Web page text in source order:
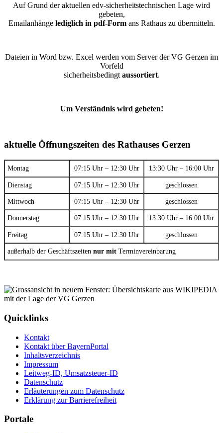
Auf Grund der aktuellen edv-sicherheitstechnischen Lage wird
gebeten,
Emailanhänge lediglich in pdf-Formans Rathaus zu übermitteln.
Dateien in Word bzw. Excel werden vom Server der VG Gerzen im
Vorfeld
sicherheitsbedingt aussortiert.
Um Verständnis wird gebeten!
aktuelle Öffnungszeiten des Rathauses Gerzen
Montag 07:15 Uhr – 12:30 Uhr 13:30 Uhr – 16:00 Uhr
Dienstag 07:15 Uhr – 12:30 Uhr geschlossen
Mittwoch 07:15 Uhr – 12:30 Uhr geschlossen
Donnerstag 07:15 Uhr – 12:30 Uhr 13:30 Uhr – 16:00 Uhr
Freitag 07:15 Uhr – 12:30 Uhr geschlossen
außerhalb der Geschäftszeiten nur mit Terminvereinbarung
Quicklinks
Kontakt
Kontakt über BayernPortal
Inhaltsverzeichnis
Impressum
Leitweg-ID, Umsatzsteuer-ID
Datenschutz
Erläuterungen zum Datenschutz
Erklärung zur Barrierefreiheit
Portale